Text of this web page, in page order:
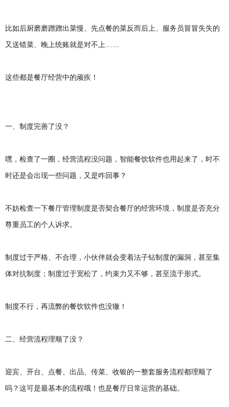
比如后厨磨磨蹭蹭出菜慢、先点餐的菜反而后上、服务员冒冒失失的
又送错菜、晚上统账就是对不上……
这些都是餐厅经营中的顽疾！
一、制度完善了没？
嘿，检查了一圈，经营流程没问题，智能餐饮软件也用起来了，时不
时还是会出现一些问题，又是咋回事？
不妨检查一下餐厅管理制度是否契合餐厅的经营环境，制度是否充分
尊重员工的个人诉求。
制度过于严格、不合理，小伙伴就会变着法子钻制度的漏洞，甚至集
体对抗制度；制度过于宽松了，约束力又不够，甚至流于形式。
制度不行，再流弊的餐饮软件也没辙！
二、经营流程理顺了没？
迎宾、开台、点餐、出品、传菜、收银的一整套服务流程都理顺了
吗？这可是最基本的流程哦！也是餐厅日常运营的基础。